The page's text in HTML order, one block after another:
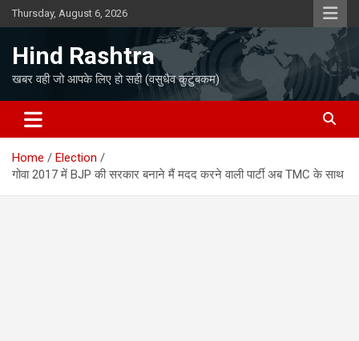
Skip
to
Thursday, August 6, 2026
Hind Rashtra
खबर वही जो आपके लिए हो सही (वसुधैव कुटुंबकम)
Home
Election
गोवा 2017 में BJP की सरकार बनाने मैं मदद करने वाली पार्टी अब TMC के साथ